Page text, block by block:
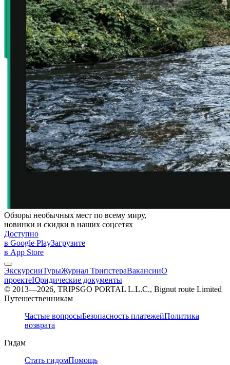
Обзоры необычных мест по всему миру,
новинки и скидки в наших соцсетях
Доступно
в Google PlayЗагрузите
в App Store
ЭкскурсииТурыЖурнал ТрипстераВакансииО
проектеЮридические документы
© 2013—2026, TRIPSGO PORTAL L.L.C., Bignut route Limited
Путешественникам
Частые вопросыБезопасность платежейПолитика
возврата
Гидам
Стать гидомПомощь